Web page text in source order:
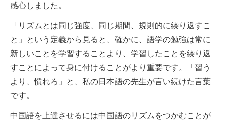
感心しました。
「リズムとは同じ強度、同じ期間、規則的に繰り返すこ
と」という定義から見ると、確かに、語学の勉強は常に
新しいことを学習することより、学習したことを繰り返
すことによって身に付けることがより重要です。「習う
より、慣れろ」と、私の日本語の先生が言い続けた言葉
です。
中国語を上達させるには中国語のリズムをつかむことが